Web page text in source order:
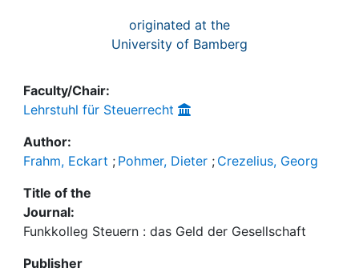
originated at the
University of Bamberg
Faculty/Chair:
Lehrstuhl für Steuerrecht
Author:
Frahm, Eckart ; Pohmer, Dieter ; Crezelius, Georg
Title of the
Journal:
Funkkolleg Steuern : das Geld der Gesellschaft
Publisher